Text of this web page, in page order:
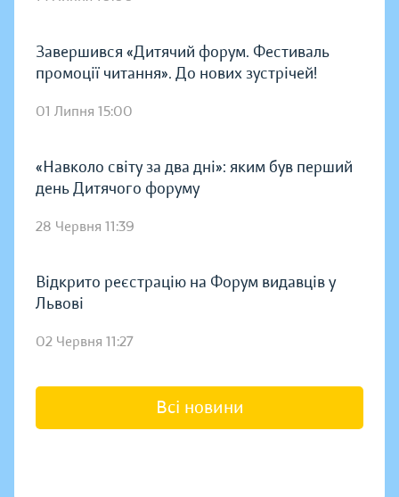
Завершився «Дитячий форум. Фестиваль
промоції читання». До нових зустрічей!
01 Липня 15:00
«Навколо світу за два дні»: яким був перший
день Дитячого форуму
28 Червня 11:39
Відкрито реєстрацію на Форум видавців у
Львові
02 Червня 11:27
Всі новини